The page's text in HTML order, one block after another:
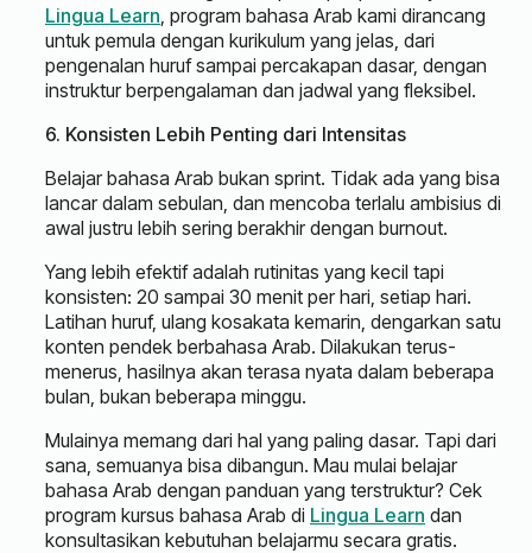
Lingua Learn, program bahasa Arab kami dirancang
untuk pemula dengan kurikulum yang jelas, dari
pengenalan huruf sampai percakapan dasar, dengan
instruktur berpengalaman dan jadwal yang fleksibel.
6. Konsisten Lebih Penting dari Intensitas
Belajar bahasa Arab bukan sprint. Tidak ada yang bisa
lancar dalam sebulan, dan mencoba terlalu ambisius di
awal justru lebih sering berakhir dengan burnout.
Yang lebih efektif adalah rutinitas yang kecil tapi
konsisten: 20 sampai 30 menit per hari, setiap hari.
Latihan huruf, ulang kosakata kemarin, dengarkan satu
konten pendek berbahasa Arab. Dilakukan terus-
menerus, hasilnya akan terasa nyata dalam beberapa
bulan, bukan beberapa minggu.
Mulainya memang dari hal yang paling dasar. Tapi dari
sana, semuanya bisa dibangun. Mau mulai belajar
bahasa Arab dengan panduan yang terstruktur? Cek
program kursus bahasa Arab di Lingua Learn dan
konsultasikan kebutuhan belajarmu secara gratis.